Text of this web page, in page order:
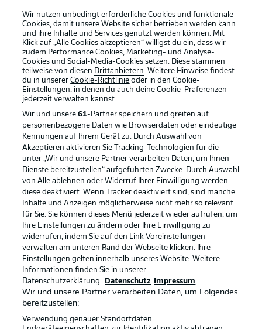
Offizielle Partner
Rechtliche Hinweise
Datenschutz Nutzungsbedingungen
Wir nutzen unbedingt erforderliche Cookies und funktionale
Cookies, damit unsere Website sicher betrieben werden kann
und ihre Inhalte und Services genutzt werden können. Mit
Klick auf „Alle Cookies akzeptieren“ willigst du ein, dass wir
zudem Performance Cookies, Marketing- und Analyse-
Cookies und Social-Media-Cookies setzen. Diese stammen
teilweise von diesen Drittanbietern. Weitere Hinweise findest
du in unsererCookie-Richtlinie oder in den Cookie-
Einstellungen, in denen du auch deine Cookie-Präferenzen
jederzeit verwalten kannst.
Wir und unsere61-Partner speichern und greifen auf
personenbezogene Daten wie Browserdaten oder eindeutige
Kennungen auf Ihrem Gerät zu. Durch Auswahl von
Akzeptieren aktivieren Sie Tracking-Technologien für die
unter „Wir und unsere Partner verarbeiten Daten, um Ihnen
Dienste bereitzustellen“ aufgeführten Zwecke. Durch Auswahl
von Alle ablehnen oder Widerruf Ihrer Einwilligung werden
diese deaktiviert. Wenn Tracker deaktiviert sind, sind manche
Inhalte und Anzeigen möglicherweise nicht mehr so relevant
für Sie. Sie können dieses Menü jederzeit wieder aufrufen, um
Ihre Einstellungen zu ändern oder Ihre Einwilligung zu
widerrufen, indem Sie auf den Link Voreinstellungen
verwalten am unteren Rand der Webseite klicken. Ihre
Einstellungen gelten innerhalb unseres Website. Weitere
Informationen finden Sie in unserer
Datenschutzerklärung.
Datenschutz Impressum
Wir und unsere Partner verarbeiten Daten, um Folgendes
bereitzustellen:
Verwendung genauer Standortdaten.